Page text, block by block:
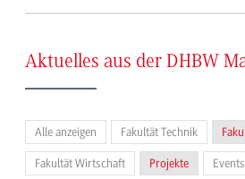
Aktuelles aus der DHBW
Alle anzeigen Fakultät Technik
Fakultät Wirtschaft Projekte Events